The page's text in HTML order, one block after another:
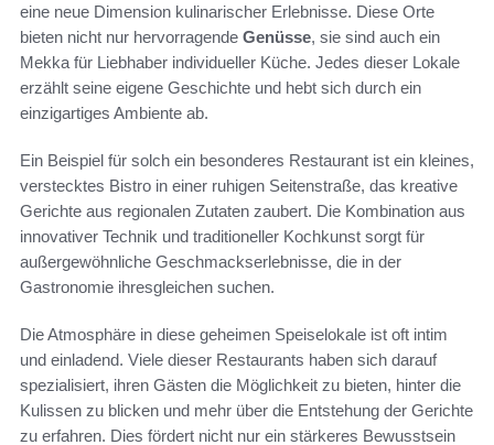
eine neue Dimension kulinarischer Erlebnisse. Diese Orte
bieten nicht nur hervorragende Genüsse, sie sind auch ein
Mekka für Liebhaber individueller Küche. Jedes dieser Lokale
erzählt seine eigene Geschichte und hebt sich durch ein
einzigartiges Ambiente ab.
Ein Beispiel für solch ein besonderes Restaurant ist ein kleines,
verstecktes Bistro in einer ruhigen Seitenstraße, das kreative
Gerichte aus regionalen Zutaten zaubert. Die Kombination aus
innovativer Technik und traditioneller Kochkunst sorgt für
außergewöhnliche Geschmackserlebnisse, die in der
Gastronomie ihresgleichen suchen.
Die Atmosphäre in diese geheimen Speiselokale ist oft intim
und einladend. Viele dieser Restaurants haben sich darauf
spezialisiert, ihren Gästen die Möglichkeit zu bieten, hinter die
Kulissen zu blicken und mehr über die Entstehung der Gerichte
zu erfahren. Dies fördert nicht nur ein stärkeres Bewusstsein